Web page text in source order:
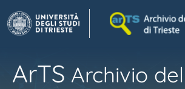
ArTS Archivio